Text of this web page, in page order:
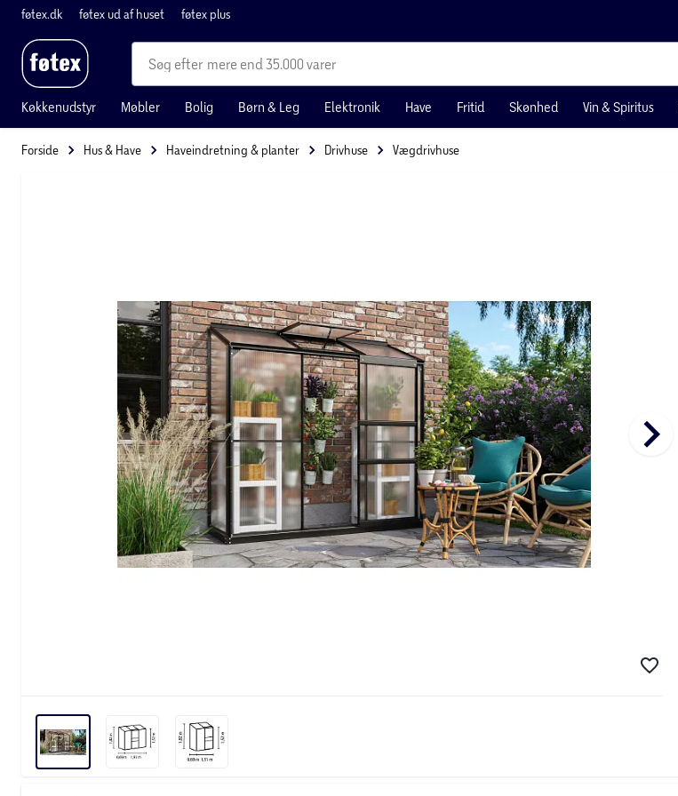
føtex.dk føtex ud af huset føtex plus
mere end 35.000 varer
Køkkenudstyr Møbler Bolig Børn & Leg Elektronik Have Fritid Skønhed Vin & Spiritus
Forside Hus & Have Haveindretning & planter Drivhuse Vægdrivhuse
keyboard_arrow_right